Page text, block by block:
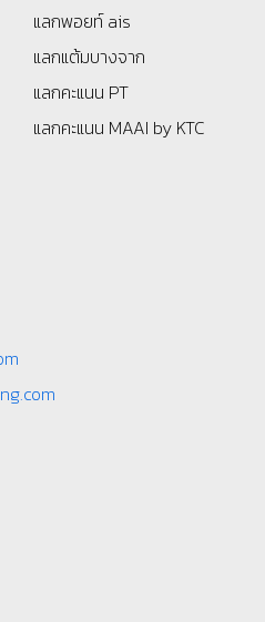
แลกพอยท์ ais
แลกแต้มบางจาก
แลกคะแนน PT
แลกคะแนน MAAI by KTC